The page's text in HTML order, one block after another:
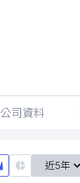
公司資料
近5年